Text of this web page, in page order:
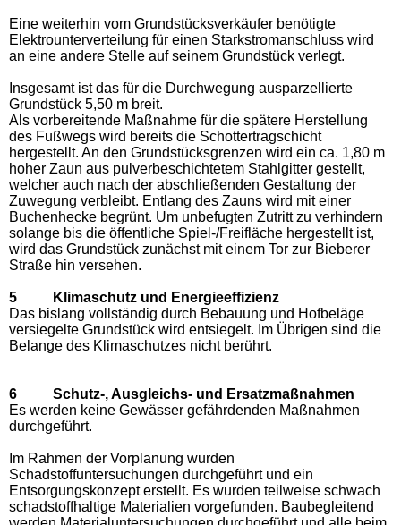
Eine weiterhin vom Grundstücksverkäufer benötigte
Elektrounterverteilung für einen Starkstromanschluss wird
an eine andere Stelle auf seinem Grundstück verlegt.
Insgesamt ist das für die Durchwegung ausparzellierte
Grundstück 5,50 m breit.
Als vorbereitende Maßnahme für die spätere Herstellung
des Fußwegs wird bereits die Schottertragschicht
hergestellt. An den Grundstücksgrenzen wird ein ca. 1,80 m
hoher Zaun aus pulverbeschichtetem Stahlgitter gestellt,
welcher auch nach der abschließenden Gestaltung der
Zuwegung verbleibt. Entlang des Zauns wird mit einer
Buchenhecke begrünt. Um unbefugten Zutritt zu verhindern
solange bis die öffentliche Spiel-/Freifläche hergestellt ist,
wird das Grundstück zunächst mit einem Tor zur Bieberer
Straße hin versehen.
5 Klimaschutz und Energieeffizienz
Das bislang vollständig durch Bebauung und Hofbeläge
versiegelte Grundstück wird entsiegelt. Im Übrigen sind die
Belange des Klimaschutzes nicht berührt.
6 Schutz-, Ausgleichs- und Ersatzmaßnahmen
Es werden keine Gewässer gefährdenden Maßnahmen
durchgeführt.
Im Rahmen der Vorplanung wurden
Schadstoffuntersuchungen durchgeführt und ein
Entsorgungskonzept erstellt. Es wurden teilweise schwach
schadstoffhaltige Materialien vorgefunden. Baubegleitend